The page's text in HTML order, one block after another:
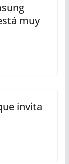
muy
invita